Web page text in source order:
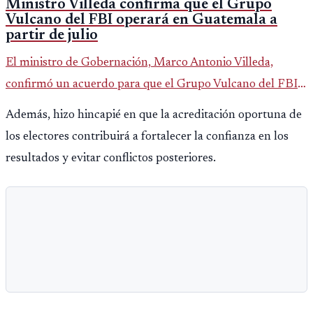
Ministro Villeda confirma que el Grupo
Vulcano del FBI operará en Guatemala a
partir de julio
El ministro de Gobernación, Marco Antonio Villeda,
confirmó un acuerdo para que el Grupo Vulcano del FBI
opere en Guatemala a partir de julio, tras un intento
fallido con la administración anterior del Ministerio
Público.
Además, hizo hincapié en que la acreditación oportuna de
los electores contribuirá a fortalecer la confianza en los
resultados y evitar conflictos posteriores.